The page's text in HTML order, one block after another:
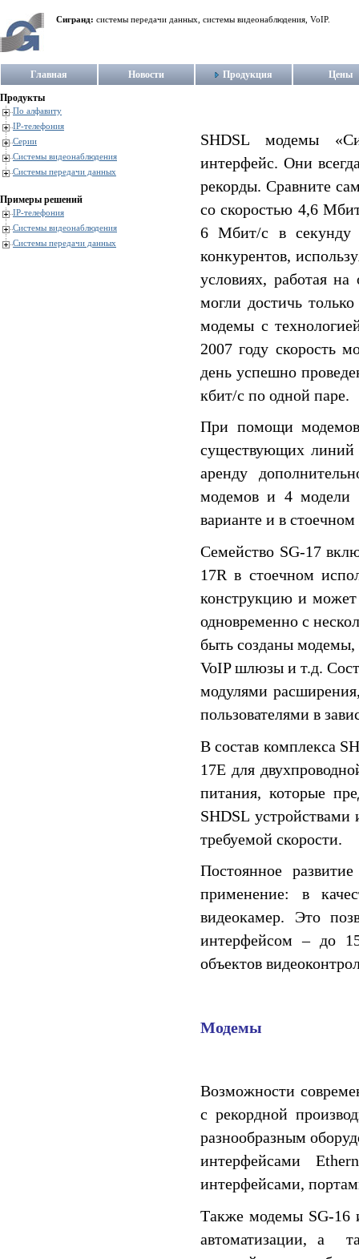
Сигранд: системы передачи данных, системы видеонаблюдения, VoIP.
Главная Новости Продукция Цены
Продукты
По алфавиту
IP-телефония
Серии
Системы видеонаблюдения
Системы передачи данных
Примеры решений
IP-телефония
Системы видеонаблюдения
Системы передачи данных
SHDSL модемы
интерфейс. Они
рекорды. Сравните
со скоростью 4,6
6 Мбит/c в
конкурентов,
условиях, работая
могли достичь
модемы с
2007 году скорость
день успешно
кбит/c по одной паре.
При помощи модемов
существующих линий
аренду
модемов и 4 модели
варианте и в
Семейство SG-17
17R в стоечном
конструкцию и может
одновременно с
быть созданы модемы,
VoIP шлюзы и т.д.
модулями
пользователями в
В состав комплекса
17E для
питания, которые
SHDSL устройствами
требуемой скорости.
Постоянное
применение: в
видеокамер. Это
интерфейсом – до
объектов
Модемы
Возможности
с рекордной
разнообразным
интерфейсами
интерфейсами,
Также модемы SG-16
автоматизации, а